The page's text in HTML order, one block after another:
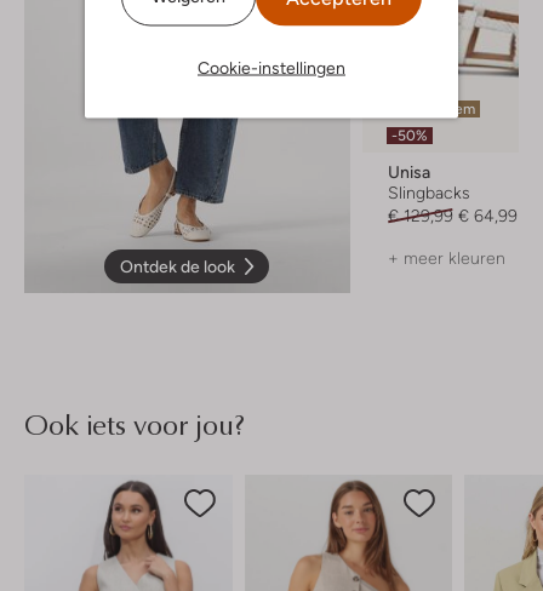
Cookie-instellingen
Ontdek de look
Laatste item
-50%
Unisa
Slingbacks
€ 129,99 € 64,99
+ meer kleuren
Ook iets voor jou?